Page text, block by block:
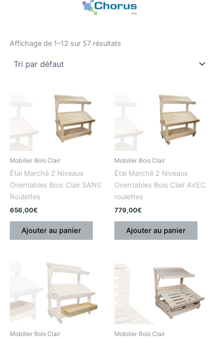
Affichage de 1–12 sur 57 résultats
Mobilier Bois Clair
Étal Marché 2 Niveaux
Orientables Bois Clair SANS
Roulettes
656,00€
Ajouter au panier
Mobilier Bois Clair
Étal Marché 2 Niveaux
Orientables Bois Clair AVEC
roulettes
779,00€
Ajouter au panier
Mobilier Bois Clair Mobilier Bois Clair